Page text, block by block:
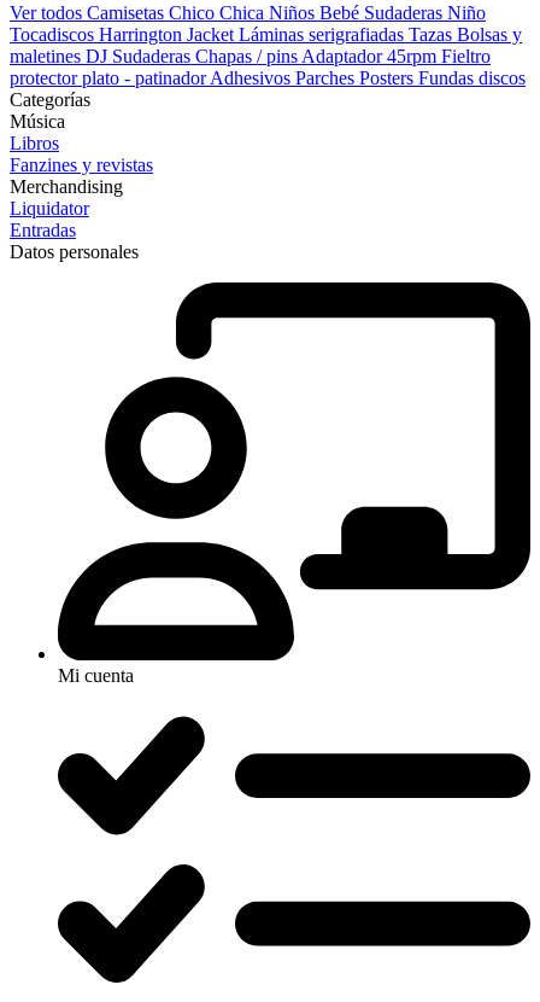
Ver todos Camisetas Chico Chica Niños Bebé Sudaderas Niño
Tocadiscos Harrington Jacket Láminas serigrafiadas Tazas Bolsas y
maletines DJ Sudaderas Chapas / pins Adaptador 45rpm Fieltro
protector plato - patinadorAdhesivos Parches Posters Fundas discos
Categorías
Música
Libros
Fanzines y revistas
Merchandising
Liquidator
Entradas
Datos personales
Mi cuenta